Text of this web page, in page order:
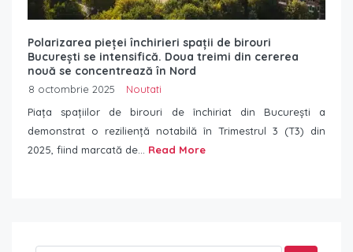
Polarizarea pieței închirieri spații de birouri
București se intensifică. Doua treimi din cererea
nouă se concentrează în Nord
8 octombrie 2025
Noutati
Piața spațiilor de birouri de închiriat din București a
demonstrat o reziliență notabilă în Trimestrul 3 (T3) din
2025, fiind marcată de... Read More